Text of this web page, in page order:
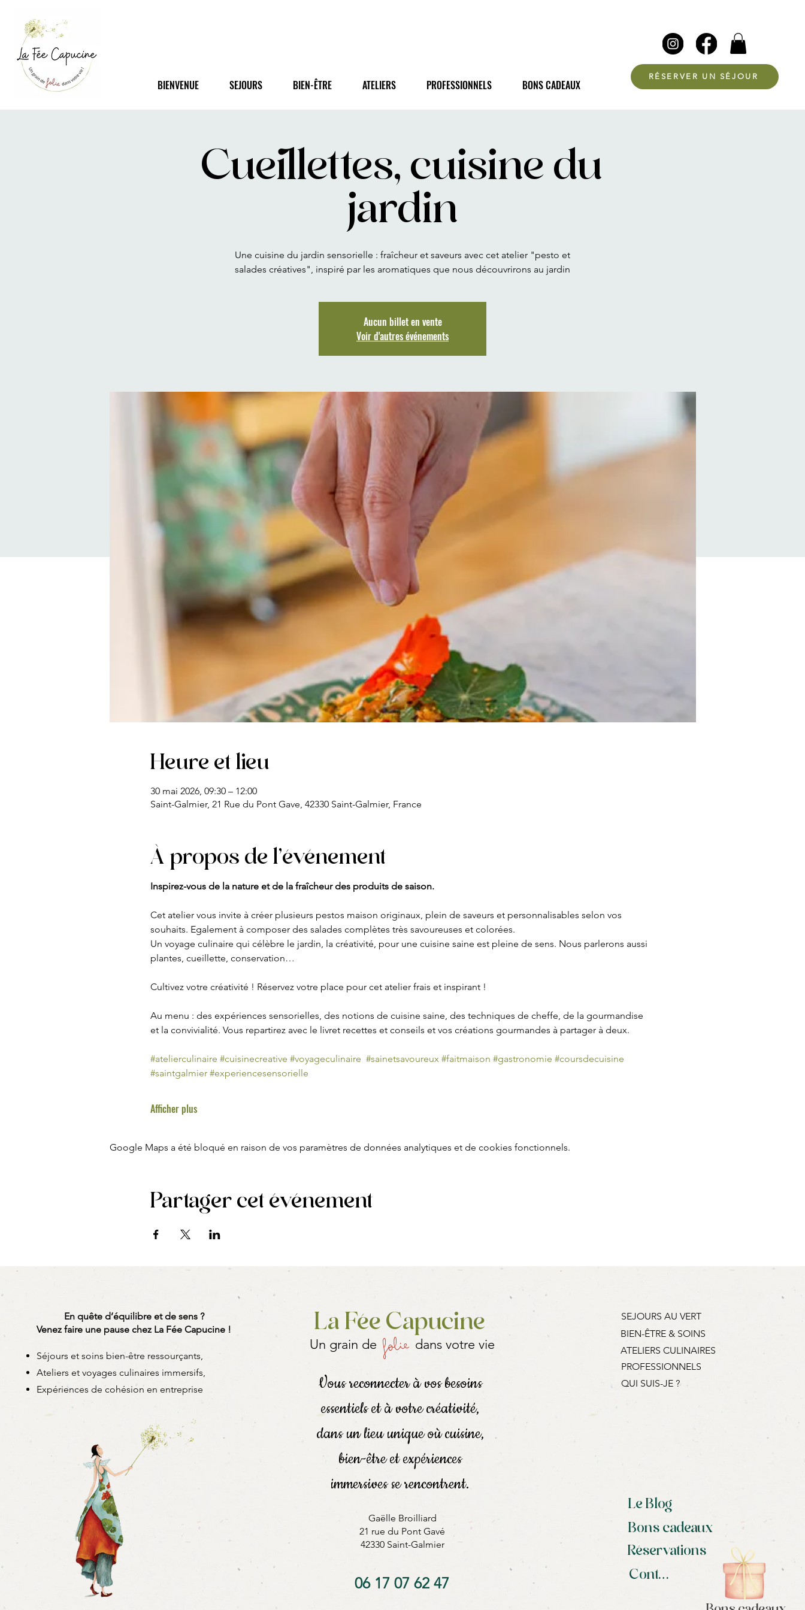
BIENVENUE SEJOURS BIEN-ÊTRE ATELIERS PROFESSIONNELS BONS CADEAUX
RÉSERVER UN SÉJOUR
Cueillettes, cuisine du
jardin
Une cuisine du jardin sensorielle : fraîcheur et saveurs avec cet atelier "pesto et
salades créatives", inspiré par les aromatiques que nous découvrirons au jardin
Aucun billet en vente
Voir d'autres événements
Heure et lieu
30 mai 2026, 09:30 – 12:00
Saint-Galmier, 21 Rue du Pont Gave, 42330 Saint-Galmier, France
À propos de l'événement
Inspirez-vous de la nature et de la fraîcheur des produits de saison.
Cet atelier vous invite à créer plusieurs pestos maison originaux, plein de saveurs et personnalisables selon vos
souhaits. Egalement à composer des salades complètes très savoureuses et colorées.
Un voyage culinaire qui célèbre le jardin, la créativité, pour une cuisine saine est pleine de sens. Nous parlerons aussi
plantes, cueillette, conservation…
Cultivez votre créativité ! Réservez votre place pour cet atelier frais et inspirant !
Au menu : des expériences sensorielles, des notions de cuisine saine, des techniques de cheffe, de la gourmandise
et la convivialité. Vous repartirez avec le livret recettes et conseils et vos créations gourmandes à partager à deux.
#atelierculinaire #cuisinecreative #voyageculinaire #sainetsavoureux #faitmaison #gastronomie #coursdecuisine
#saintgalmier #experiencesensorielle
Afficher plus
Google Maps a été bloqué en raison de vos paramètres de données analytiques et de cookies fonctionnels.
Partager cet événement
En quête d’équilibre et de sens ?
Venez faire une pause chez La Fée Capucine !
Séjours et soins bien-être ressourçants,
Ateliers et voyages culinaires immersifs,
Expériences de cohésion en entreprise
La Fée Capucine
Un grain de folie dans votre vie
Vous reconnecter à vos besoins
essentiels et à votre créativité,
dans un lieu unique où cuisine,
bien-être et expériences
immersives se rencontrent.
Gaëlle Broilliard
21 rue du Pont Gavé
42330 Saint-Galmier
06 17 07 62 47
SEJOURS AU VERT
BIEN-ÊTRE & SOINS
ATELIERS CULINAIRES
PROFESSIONNELS
QUI SUIS-JE ?
Le Blog
Bons cadeaux
Réservations
Contact